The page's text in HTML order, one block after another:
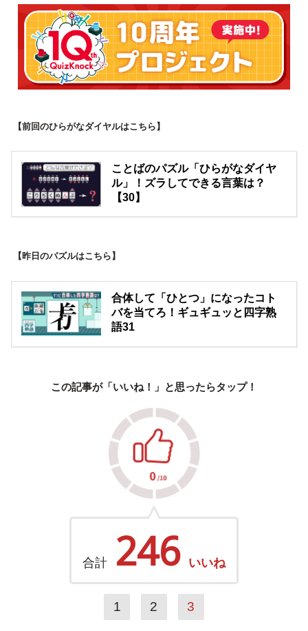
【前回のひらがなダイヤルはこちら】
ことばのパズル「ひらがなダイヤ
ル」！ズラしてできる言葉は？
【30】
【昨日のパズルはこちら】
合体して「ひとつ」になったコト
バを当てろ！ギュギュッと四字熟
語31
この記事が「いいね！」と思ったらタップ！
合計 246 いいね
1 2 3